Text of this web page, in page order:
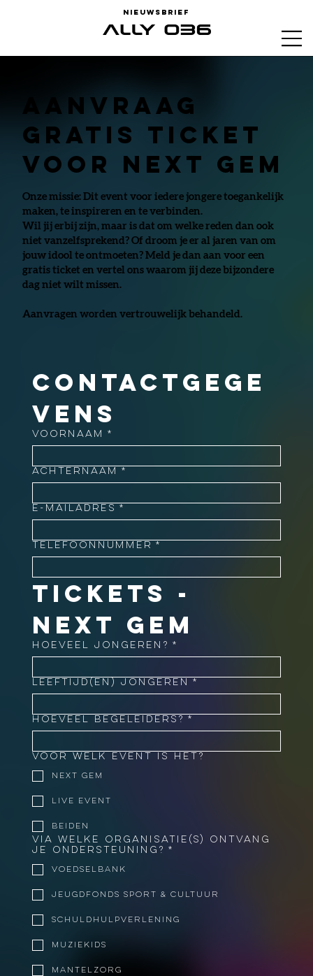
Nieuwsbrief
Aanvraag
gratis ticket
voor Next Gem
Onze missie: Dit event voor iedere jongere toegankelijk
maken, te inspireren en te verbinden.
Wil jij erbij zijn, maar is dat om welke reden dan ook
niet vanzelfsprekend? Of droom je er al jaren van om
jouw idool te ontmoeten? Meld je dan aan voor een
gratis ticket en vertel ons waarom jij deze bijzondere
dag niet wilt missen.
Aanvragen worden vertrouwelijk behandeld.
Contactgege
vens
Voornaam *
Achternaam *
E-mailadres *
Telefoonnummer *
Tickets -
NEXT GEM
Hoeveel jongeren? *
Leeftijd(en) jongeren *
Hoeveel begeleiders? *
Voor welk event is het?
Next Gem
Live Event
Beiden
Via welke organisatie(s) ontvang
je ondersteuning?
*
Voedselbank
Jeugdfonds Sport & Cultuur
Schuldhulpverlening
Muziekids
Mantelzorg